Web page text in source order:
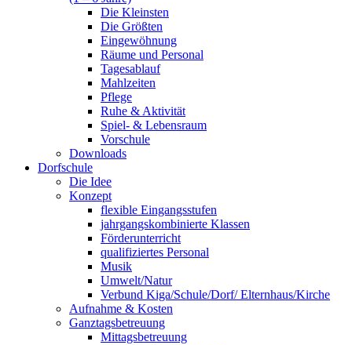
Die Kleinsten
Die Größten
Eingewöhnung
Räume und Personal
Tagesablauf
Mahlzeiten
Pflege
Ruhe & Aktivität
Spiel- & Lebensraum
Vorschule
Downloads
Dorfschule
Die Idee
Konzept
flexible Eingangsstufen
jahrgangskombinierte Klassen
Förderunterricht
qualifiziertes Personal
Musik
Umwelt/Natur
Verbund Kiga/Schule/Dorf/ Elternhaus/Kirche
Aufnahme & Kosten
Ganztagsbetreuung
Mittagsbetreuung